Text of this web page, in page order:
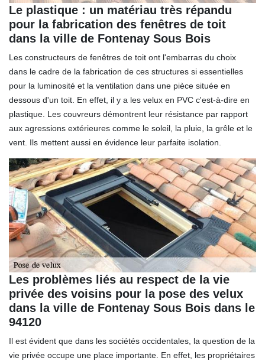
Le plastique : un matériau très répandu
pour la fabrication des fenêtres de toit
dans la ville de Fontenay Sous Bois
Les constructeurs de fenêtres de toit ont l'embarras du choix
dans le cadre de la fabrication de ces structures si essentielles
pour la luminosité et la ventilation dans une pièce située en
dessous d'un toit. En effet, il y a les velux en PVC c'est-à-dire en
plastique. Les couvreurs démontrent leur résistance par rapport
aux agressions extérieures comme le soleil, la pluie, la grêle et le
vent. Ils mettent aussi en évidence leur parfaite isolation.
Les problèmes liés au respect de la vie
privée des voisins pour la pose des velux
dans la ville de Fontenay Sous Bois dans le
94120
Il est évident que dans les sociétés occidentales, la question de la
vie privée occupe une place importante. En effet, les propriétaires